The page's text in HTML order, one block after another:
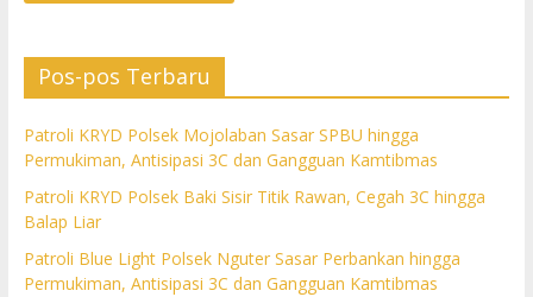
Pos-pos Terbaru
Patroli KRYD Polsek Mojolaban Sasar SPBU hingga
Permukiman, Antisipasi 3C dan Gangguan Kamtibmas
Patroli KRYD Polsek Baki Sisir Titik Rawan, Cegah 3C hingga
Balap Liar
Patroli Blue Light Polsek Nguter Sasar Perbankan hingga
Permukiman, Antisipasi 3C dan Gangguan Kamtibmas